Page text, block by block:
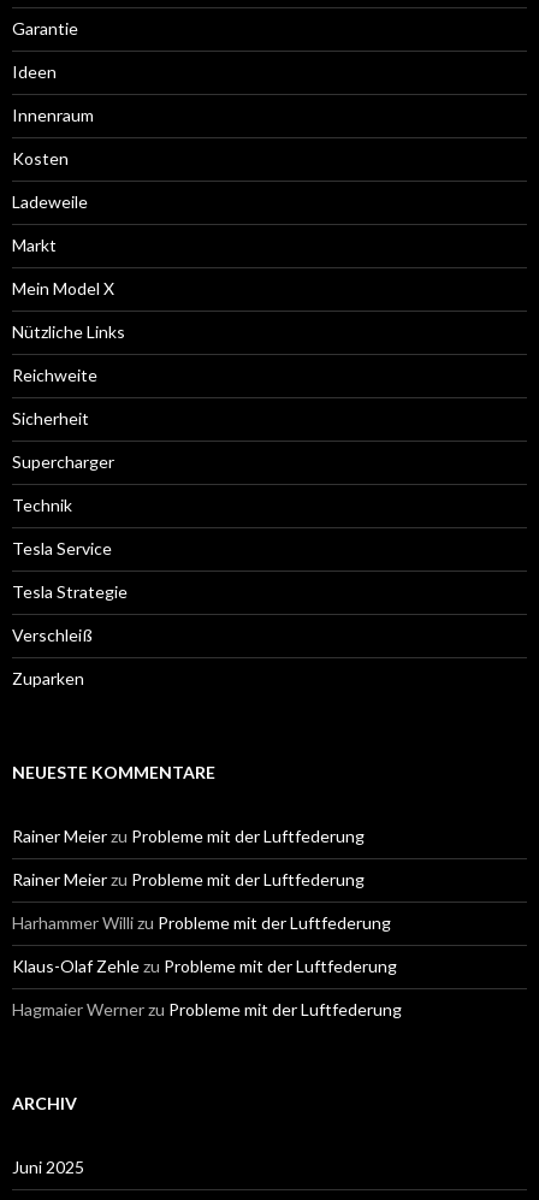
Garantie
Ideen
Innenraum
Kosten
Ladeweile
Markt
Mein Model X
Nützliche Links
Reichweite
Sicherheit
Supercharger
Technik
Tesla Service
Tesla Strategie
Verschleiß
Zuparken
NEUESTE KOMMENTARE
Rainer Meierzu Probleme mit der Luftfederung
Rainer Meierzu Probleme mit der Luftfederung
Harhammer Willizu Probleme mit der Luftfederung
Klaus-Olaf Zehlezu Probleme mit der Luftfederung
Hagmaier Wernerzu Probleme mit der Luftfederung
ARCHIV
Juni 2025